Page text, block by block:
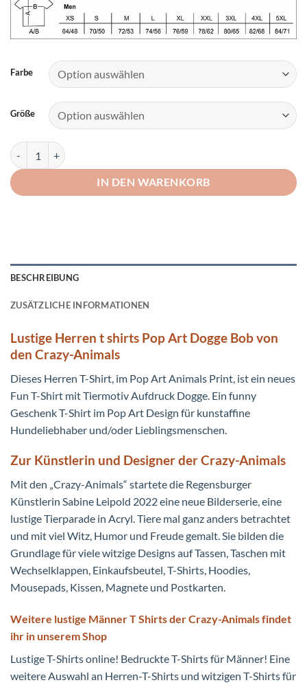
Farbe
Größe
Lustige Herren T Shirts Pop Art Dogge Menge
IN DEN WARENKORB
BESCHREIBUNG
ZUSÄTZLICHE INFORMATIONEN
Lustige Herren t shirts Pop Art Dogge Bob von
den Crazy-Animals
Dieses Herren T-Shirt, im Pop Art Animals Print, ist ein neues
Fun T-Shirt mit Tiermotiv Aufdruck Dogge. Ein funny
Geschenk T-Shirt im Pop Art Design für kunstaffine
Hundeliebhaber und/oder Lieblingsmenschen.
Zur Künstlerin und Designer der Crazy-Animals
Mit den „Crazy-Animals“ startete die Regensburger
Künstlerin Sabine Leipold 2022 eine neue Bilderserie, eine
lustige Tierparade in Acryl. Tiere mal ganz anders betrachtet
und mit viel Witz, Humor und Freude gemalt. Sie bilden die
Grundlage für viele witzige Designs auf Tassen, Taschen mit
Wechselklappen, Einkaufsbeutel, T-Shirts, Hoodies,
Mousepads, Kissen, Magnete und Postkarten.
Weitere lustige Männer T Shirts der Crazy-Animals findet
ihr in unserem Shop
Lustige T-Shirts online! Bedruckte T-Shirts für Männer! Eine
weitere Auswahl an Herren-T-Shirts und witzigen T-Shirts für